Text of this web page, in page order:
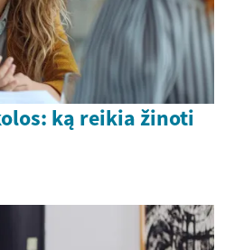
ką reikia žinoti